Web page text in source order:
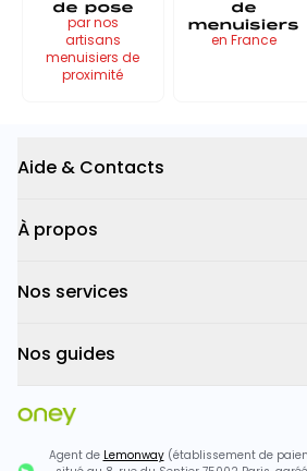
de pose
par nos
artisans
menuisiers de
proximité
de
menuisiers
en France
Aide & Contacts
À propos
Nos services
Nos guides
Agent de Lemonway(établissement de